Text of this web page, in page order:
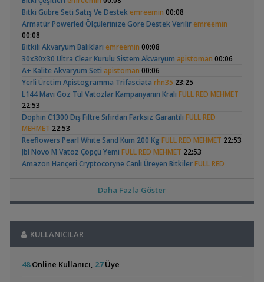
Akvaryum Daki Beyaz İnce Solucanlar
Yeni Üye Forumu
Aquasphere Tr Youtube KanalıIgorVladimir,23:11
Akvaryum Dünyasından Haberler
Vahşi Beta Ve Labirentli Hobicileri, Birleşin!
22:34
Labirentliler
Süngerle 24 Saatte Sessiz Artemia Çıkarma BLGHN
Malzemeler ve Yemler Forumu
Leonardit Zeminli Akvaryum Kurulumu
Akvaryum Tanıtımı
Merhaba Bütçem Max 1200 Civarı Sessiz Çift Çıkışlı
19:41
Akvaryum ve Tür Tavsiyesi
Balkondaki Pondum Çok Isınıyor.İnci Kefali,19:19
37 Litrelik Siyah Neon Tetra Akvaryumum
Akvaryum Tanıtımı
Dwarf Puffer / Pea Puffer Türkiye’de Besleyenler
135 Lt Akvaryum İçin Bu Canlı Sayısı Fazla Mı?
Betta Antuta
Ramshorn Hakkında
Her Şey
Elma Salyangozu
Güncel
Otocinclus
Akvaryum Kurulumu
(4)
37 Litrelik Siyah
Neon Tetra
Akvaryumum
(123)
Red Mangrove
(rhizophora Mangle)
(18)
Yeni Tetra
Bitki Gübre Seti Satış Ve Destekemreemin 00:08
Armatür Powerled Ölçülerinize Göre Destek Veriliremreemin
00:08
Bitkili Akvaryum Balıkları emreemin 00:08
30x30x30 Ultra Clear Kurulu Sistem Akvaryum apistoman 00:06
A+ Kalite Akvaryum Seti apistoman 00:06
Yerli Üretim Apistogramma Trifasciata rhn35 23:25
L144 Mavi Göz Tül Vatozlar Kampanyanın Kralı FULL RED MEHMET
22:53
Dophin C1300 Dış Filtre Sıfırdan Farksız Garantili FULL RED
MEHMET 22:53
Reeflowers Pearl Whıte Sand Kum 200 Kg FULL RED MEHMET 22:53
Jbl Novo M Vatoz Çöpçü Yemi FULL RED MEHMET 22:53
Amazon Hançeri Cryptocoryne Canlı Üreyen BitkilerFULL RED
Erkek Kribensis Takaslıkteksas_tombiks22:14
Zateksuaritma Akvaryum Arıtma Sistemleri Reef Serizafer3885
21:40
Akvaryum Arıtma Sistemlerizafer388521:40
🐬˚˖𓍢✨໋ 🐋✧˚koleksiyonluk Bitkiler˚˖🐬˚✨໋ 🐋✧˚.🐟
Daha Fazla Göster
KULLANICILAR
48Online Kullanıcı, 27Üye